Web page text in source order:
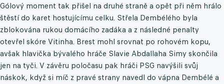
Gólový moment tak přišel na druhé straně a opět při něm hrálo
štěstí do karet hostujícímu celku. Střela Dembélého byla
zblokována rukou domácího zadáka a z následné penalty
otevřel skóre Vitinha. Brest mohl srovnat po rohovém kopu,
avšak hlavička bývalého hráče Slavie Abdallaha Simy skončila
jen na tyči. V závěru poločasu pak hráči PSG navýšili svůj
náskok, když si míč z pravé strany navedl do vápna Dembélé a